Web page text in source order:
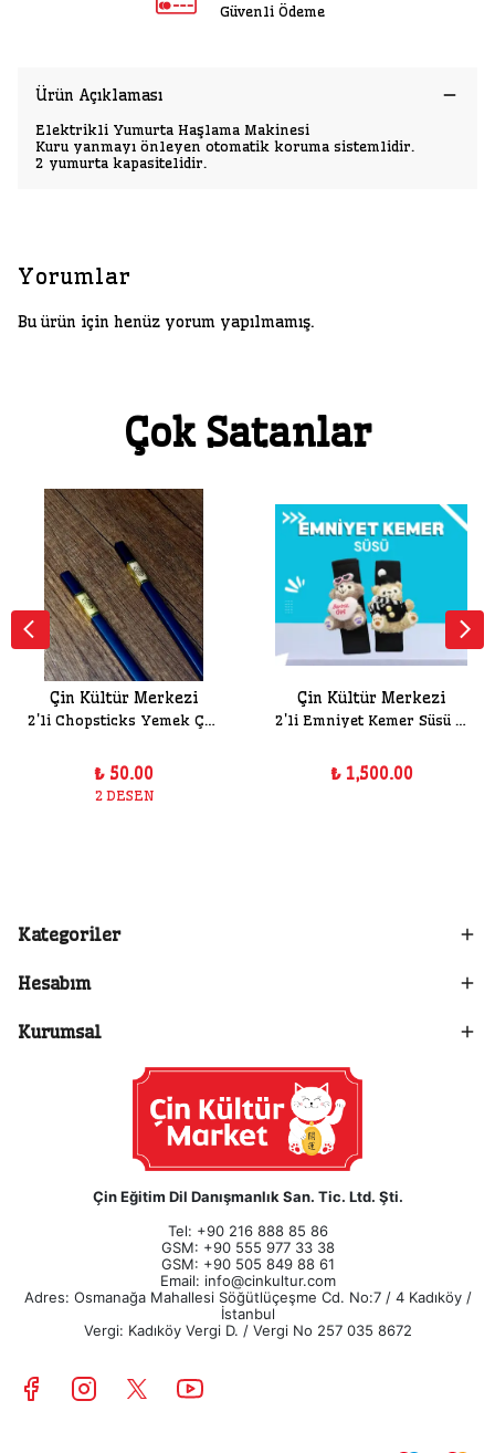
Güvenli Ödeme
Ürün Açıklaması
Elektrikli Yumurta Haşlama Makinesi
Kuru yanmayı önleyen otomatik koruma sistemlidir.
2 yumurta kapasitelidir.
Yorumlar
Bu ürün için henüz yorum yapılmamış.
Çok Satanlar
Çin Kültür Merkezi
2'li Chopsticks Yemek Çubuğu
₺ 50.00
2 DESEN
Çin Kültür Merkezi
2'li Emniyet Kemer Süsü Seti
₺ 1,500.00
Kategoriler
Hesabım
Kurumsal
Çin Eğitim Dil Danışmanlık San. Tic. Ltd. Şti.
Tel: +90 216 888 85 86
GSM: +90 555 977 33 38
GSM: +90 505 849 88 61
Email: info@cinkultur.com
Adres: Osmanağa Mahallesi Söğütlüçeşme Cd. No:7 / 4 Kadıköy /
İstanbul
Vergi: Kadıköy Vergi D. / Vergi No 257 035 8672